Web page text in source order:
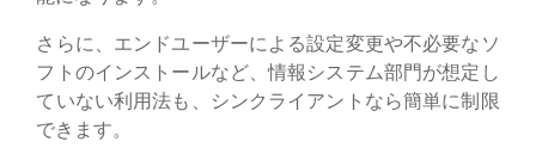
さらに、エンドユーザーによる設定変更や不必要なソ
フトのインストールなど、情報システム部門が想定し
ていない利用法も、シンクライアントなら簡単に制限
できます。